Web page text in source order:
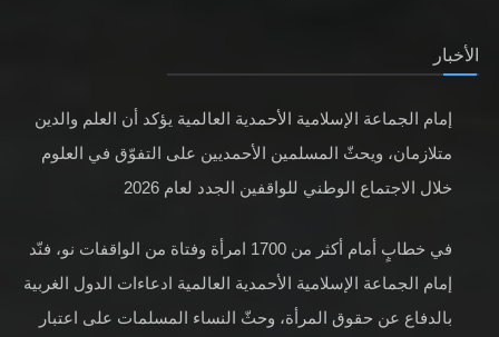
الأخبار
إمام الجماعة الإسلامية الأحمدية العالمية يؤكد أن العلم والدين
متلازمان، ويحثّ المسلمين الأحمديين على التفوّق في العلوم
خلال الاجتماع الوطني للواقفين الجدد لعام 2026
في خطابٍ أمام أكثر من 1700 امرأة وفتاة من الواقفات نو، فنّد
إمام الجماعة الإسلامية الأحمدية العالمية ادعاءات الدول الغربية
بالدفاع عن حقوق المرأة، وحثّ النساء المسلمات على اعتبار